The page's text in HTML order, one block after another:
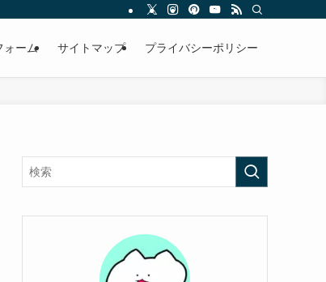
ォーム サイトマップ プライバシーポリシー